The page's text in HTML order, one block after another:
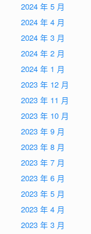
2024 年 5 月
2024 年 4 月
2024 年 3 月
2024 年 2 月
2024 年 1 月
2023 年 12 月
2023 年 11 月
2023 年 10 月
2023 年 9 月
2023 年 8 月
2023 年 7 月
2023 年 6 月
2023 年 5 月
2023 年 4 月
2023 年 3 月